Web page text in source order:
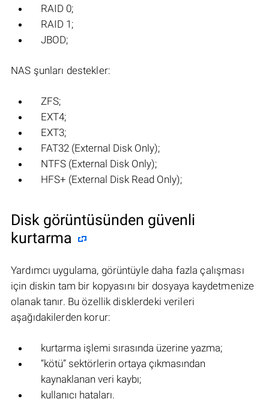
RAID 0;
RAID 1;
JBOD;
NAS şunları destekler:
ZFS;
EXT4;
EXT3;
FAT32 (External Disk Only);
NTFS (External Disk Only);
HFS+ (External Disk Read Only);
Disk görüntüsünden güvenli
kurtarma
Yardımcı uygulama, görüntüyle daha fazla çalışması
için diskin tam bir kopyasını bir dosyaya kaydetmenize
olanak tanır. Bu özellik disklerdeki verileri
aşağıdakilerden korur:
kurtarma işlemi sırasında üzerine yazma;
“kötü” sektörlerin ortaya çıkmasından
kaynaklanan veri kaybı;
kullanıcı hataları.